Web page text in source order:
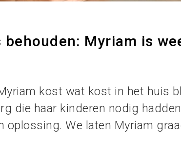
Myriam is
kost wat kost in het huis
die haar kinderen nodig
oplossing. We laten Myriam